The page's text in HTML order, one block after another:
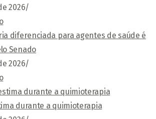
2026/
diferenciada para agentes de saúde é
Senado
2026/
durante a quimioterapia